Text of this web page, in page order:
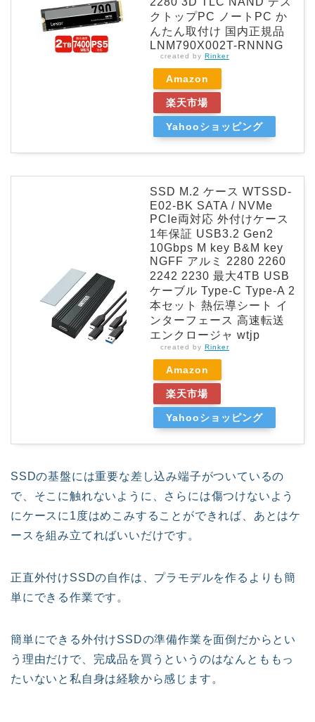
クトップPC ノートPC か
んたん取付け 国内正規品
LNM790X002T-RNNNG
created by Rinker
Amazon
楽天市場
Yahooショッピング
SSD M.2 ケース WTSSD-
E02-BK SATA / NVMe
PCIe両対応 外付けケース
1年保証 USB3.2 Gen2
10Gbps M key B&M key
NGFF アルミ 2280 2260
2242 2230 最大4TB USB
ケーブル Type-C Type-A 2
本セット 熱伝導シート イ
ンターフェース 高速転送
エンクロージャ wtjp
created by Rinker
Amazon
楽天市場
Yahooショッピング
SSDの基盤には重要な差し込み端子がついているの
で、そこに触れないように、さらには傷つけないよう
にケースに1度はめこみすることができれば、あとはケ
ースを組み立てればいいだけです。
正直外付けSSDの自作は、プラモデルを作るよりも簡
単にできる作業です。
簡単にできる外付けSSDの準備作業を面倒だからとい
う理由だけで、完成品を買うというのはなんとももっ
たいないと私自身は経験から感じます。